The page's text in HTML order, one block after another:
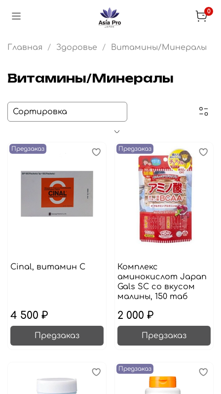
0
Главная Здоровье Витамины/Минералы
Витамины/Минералы
Предзаказ
Cinal, витамин С
4 500 ₽
Предзаказ
Предзаказ
Комплекс
аминокислот Japan
Gals SC со вкусом
малины, 150 таб
2 000 ₽
Предзаказ
Предзаказ